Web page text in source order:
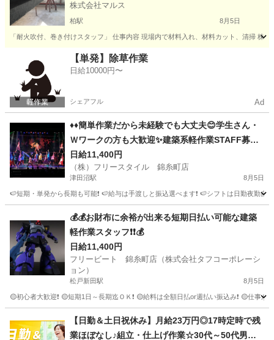
株式会社マルス
柏駅 8月5日
「耐火吹付、巻き付けスタッフ」 仕事内容 現場内で材料入れ、材料カット、清掃 株
柏駅 その他 スタッフ
【単発】除草作業
日給10000円〜
シェアフル Ad
♦️♦️簡単作業だから未経験でも大丈夫😊学生さん・
Ｗワークの方も大歓迎✨建築系軽作業STAFF募集
♦️♦️
日給11,400円
（株）フリースタイル 錦糸町店
津田沼駅 8月5日
🍉短期・単発から長期も可能❗ 🍉給与は手渡しと振込選べます❗ 🍉シフトは日勤夜勤
津田沼駅 建築 掲示板
💰💰お財布に余裕が出来る短期日払い可能な建築
軽作業スタッフ❗❗💰
日給11,400円
フリービート 錦糸町店（株式会社タフコーポレーシ
ョン）
松戸新田駅 8月5日
🟡初心者大歓迎❗ 🟡短期1日～長期迄ＯＫ❗ 🟡給料は全額日払or週払い振込み❗ 🟡仕事
松戸新田駅 建築 給料
【日勤＆土日祝休み】月給23万円◎17時定時で残
業ほぼなし♪組立・仕上げ作業☆30代～50代男性